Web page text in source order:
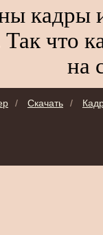
кадры
что
на
/ Скачать /